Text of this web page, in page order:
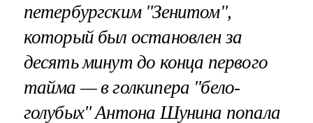
петербургским "Зенитом",
который был остановлен за
десять минут до конца первого
тайма — в голкипера "бело-
голубых" Антона Шунина попала